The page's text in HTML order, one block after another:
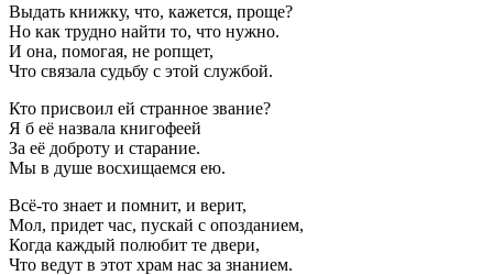
Выдать книжку, что, кажется, проще?
Но как трудно найти то, что нужно.
И она, помогая, не ропщет,
Что связала судьбу с этой службой.
Кто присвоил ей странное звание?
Я б её назвала книгофеей
За её доброту и старание.
Мы в душе восхищаемся ею.
Всё-то знает и помнит, и верит,
Мол, придет час, пускай с опозданием,
Когда каждый полюбит те двери,
Что ведут в этот храм нас за знанием.